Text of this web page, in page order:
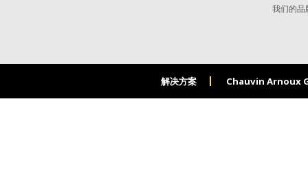
我们的品
解决方案 Chauvin Arnoux